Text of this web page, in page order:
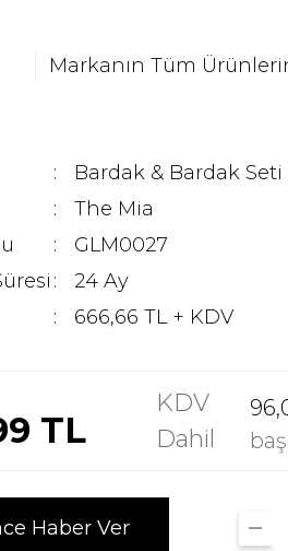
Markanın Tüm
Bardak & Bardak Seti
The Mia
GLM0027
24 Ay
666,66 TL + KDV
TL
KDV
Dahil
Haber Ver